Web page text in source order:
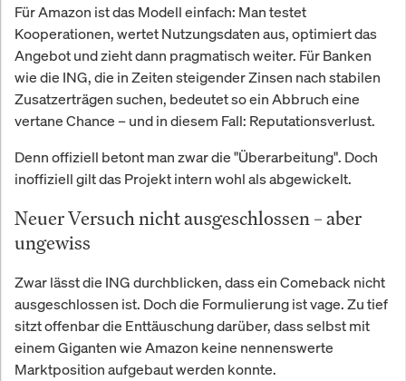
Für Amazon ist das Modell einfach: Man testet
Kooperationen, wertet Nutzungsdaten aus, optimiert das
Angebot und zieht dann pragmatisch weiter. Für Banken
wie die ING, die in Zeiten steigender Zinsen nach stabilen
Zusatzerträgen suchen, bedeutet so ein Abbruch eine
vertane Chance – und in diesem Fall: Reputationsverlust.
Denn offiziell betont man zwar die "Überarbeitung". Doch
inoffiziell gilt das Projekt intern wohl als abgewickelt.
Neuer Versuch nicht ausgeschlossen – aber
ungewiss
Zwar lässt die ING durchblicken, dass ein Comeback nicht
ausgeschlossen ist. Doch die Formulierung ist vage. Zu tief
sitzt offenbar die Enttäuschung darüber, dass selbst mit
einem Giganten wie Amazon keine nennenswerte
Marktposition aufgebaut werden konnte.